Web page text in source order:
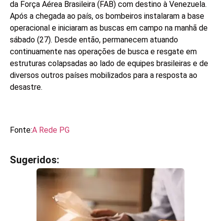
da Força Aérea Brasileira (FAB) com destino à Venezuela.
Após a chegada ao país, os bombeiros instalaram a base
operacional e iniciaram as buscas em campo na manhã de
sábado (27). Desde então, permanecem atuando
continuamente nas operações de busca e resgate em
estruturas colapsadas ao lado de equipes brasileiras e de
diversos outros países mobilizados para a resposta ao
desastre.
Fonte:A Rede PG
Sugeridos: